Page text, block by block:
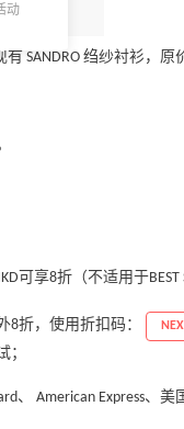
现有 SANDRO 绉纱衬衫，
可享8折（不适用于BEST
8折，使用折扣码：
；
、 American Express、美
动